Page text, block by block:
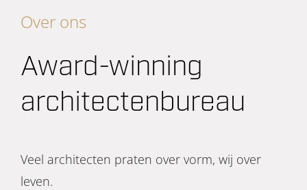
Over ons
Award-winning
architectenbureau
Veel architecten praten over vorm, wij over
leven.